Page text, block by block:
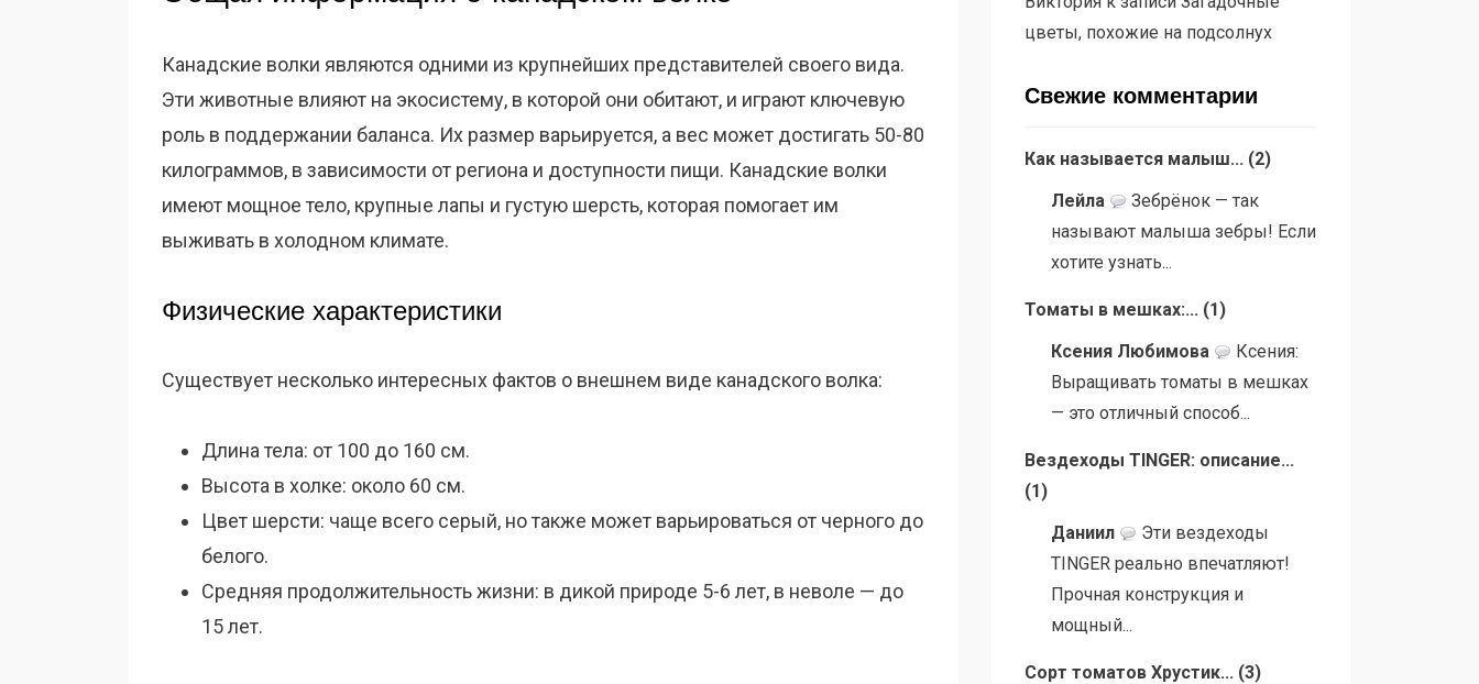
Канадские волки являются одними из крупнейших представителей своего вида.
Эти животные влияют на экосистему, в которой они обитают, и играют ключевую
роль в поддержании баланса. Их размер варьируется, а вес может достигать 50-80
килограммов, в зависимости от региона и доступности пищи. Канадские волки
имеют мощное тело, крупные лапы и густую шерсть, которая помогает им
выживать в холодном климате.
Физические характеристики
Существует несколько интересных фактов о внешнем виде канадского волка:
Длина тела: от 100 до 160 см.
Высота в холке: около 60 см.
Цвет шерсти: чаще всего серый, но также может варьироваться от черного до
белого.
Средняя продолжительность жизни: в дикой природе 5-6 лет, в неволе — до
15 лет.
цветы, похожие на подсолнух
Свежие комментарии
Как называется малыш... (2)
Лейла
Зебрёнок — так
называют малыша зебры! Если
хотите узнать...
Томаты в мешках:... (1)
Ксения Любимова
Ксения:
Выращивать томаты в мешках
— это отличный способ...
Вездеходы TINGER: описание...
(1)
Даниил
Эти вездеходы
TINGER реально впечатляют!
Прочная конструкция и
мощный...
Сорт томатов Хрустик... (3)